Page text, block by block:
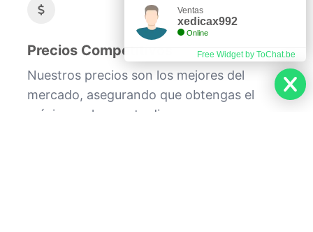
Precios Competitivos
Nuestros precios son los mejores del
mercado, asegurando que obtengas el
máximo valor por tu dinero.
Ventas
xedicax992
Online
Free Widget by ToChat.be